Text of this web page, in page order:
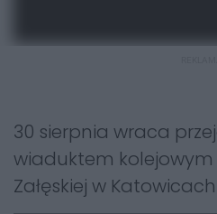
30 sierpnia wraca
wiaduktem kolejowym
Załęskiej w Katowicach